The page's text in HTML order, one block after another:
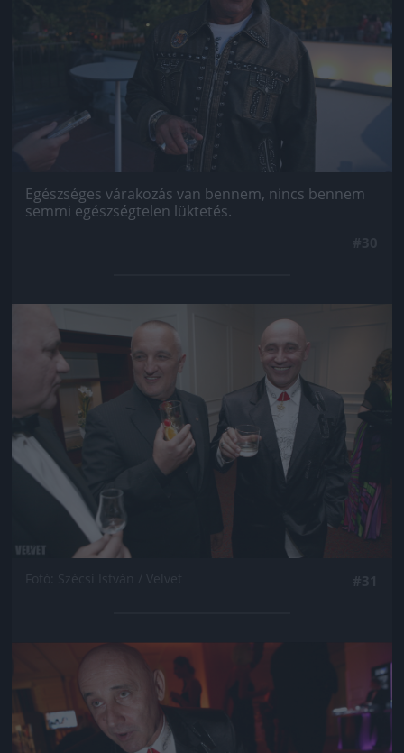
Egészséges várakozás van bennem, nincs bennem
semmi egészségtelen lüktetés.
Jön még kép!
Jön még kép!